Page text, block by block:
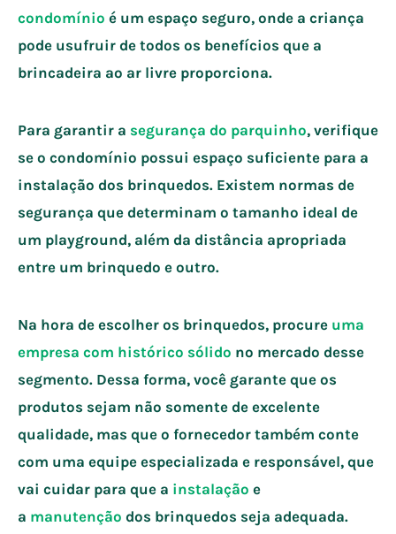
condomínio é um espaço seguro, onde a criança
pode usufruir de todos os benefícios que a
brincadeira ao ar livre proporciona.
Para garantir a segurança do parquinho, verifique
se o condomínio possui espaço suficiente para a
instalação dos brinquedos. Existem normas de
segurança que determinam o tamanho ideal de
um playground, além da distância apropriada
entre um brinquedo e outro.
Na hora de escolher os brinquedos, procure uma
empresa com histórico sólido no mercado desse
segmento. Dessa forma, você garante que os
produtos sejam não somente de excelente
qualidade, mas que o fornecedor também conte
com uma equipe especializada e responsável, que
vai cuidar para que a instalação e
a manutenção dos brinquedos seja adequada.